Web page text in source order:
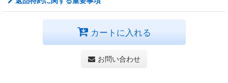
カートに入れる
お問い合わせ